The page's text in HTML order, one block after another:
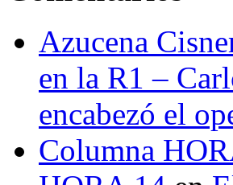
Azucena
en la R1 –
encabezó el
Columna